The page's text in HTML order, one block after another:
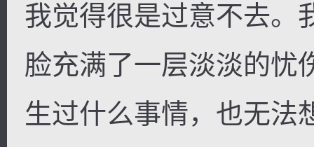
我觉得很是过意不去。
脸充满了一层淡淡的忧
生过什么事情，也无法